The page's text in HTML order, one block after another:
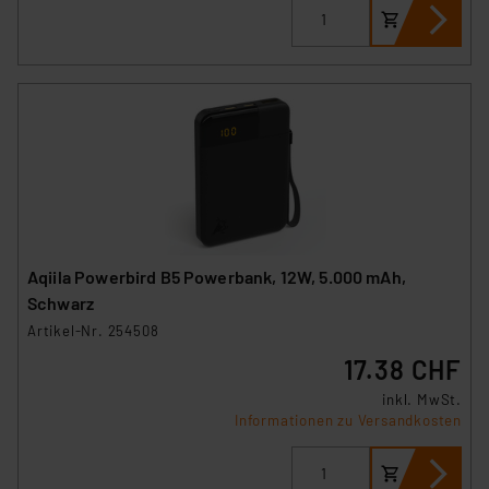
Cookies nach Zweck und Anbieter ist durch Klick auf
ablehnen oder ihr ganz oder teilweise zustimmen. Ihre
erteilte Zustimmung können Sie jederzeit unter dem
Die Rechtmäßigkeit der Speicherung, Abrufung und
Weiterverarbeitung dieser Daten zur Auswertung und
Analyse bis zum Zeitpunkt des Widerrufs bleibt hiervon
führen, dass die Einstellungen nicht längerfristig
„Einige Drittanbieter verarbeiten personenbezogene
Daten in den USA. Ihre Einwilligung zur Einbindung von
Cookies dieser Drittanbieter umfasst daher ggf. auch
die Verarbeitung Ihrer Daten in den USA gemäß Art. 49
Aqiila Powerbird B5 Powerbank, 12W, 5.000 mAh,
Schwarz
Artikel-Nr. 254508
17.38 CHF
inkl. MwSt.
Informationen zu Versandkosten